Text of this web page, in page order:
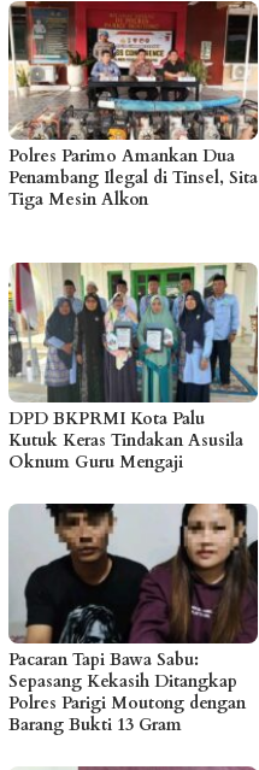
Polres Parimo Amankan Dua
Penambang Ilegal di Tinsel, Sita
Tiga Mesin Alkon
DPD BKPRMI Kota Palu
Kutuk Keras Tindakan Asusila
Oknum Guru Mengaji
Pacaran Tapi Bawa Sabu:
Sepasang Kekasih Ditangkap
Polres Parigi Moutong dengan
Barang Bukti 13 Gram